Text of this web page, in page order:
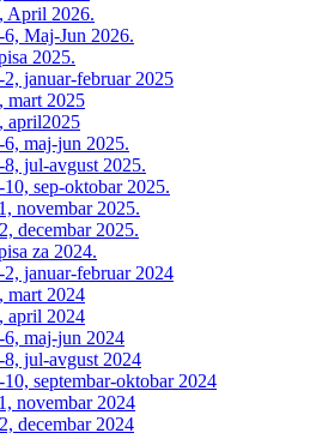
April 2026.
Maj-Jun 2026.
2025.
januar-februar 2025
mart 2025
april2025
maj-jun 2025.
jul-avgust 2025.
sep-oktobar 2025.
novembar 2025.
decembar 2025.
za 2024.
januar-februar 2024
mart 2024
april 2024
maj-jun 2024
jul-avgust 2024
septembar-oktobar 2024
novembar 2024
decembar 2024